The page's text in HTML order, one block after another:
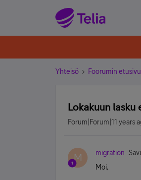
Yhteisö Foorumin etusivu
Lokakuun lasku
Forum|Forum|11 years
M migration
Moi,